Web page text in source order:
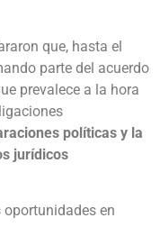
que, hasta el
parte del acuerdo
prevalece a la hora
políticas y la
jurídicos